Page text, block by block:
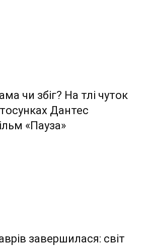
чи збіг? На тлі чуток
Дантес
«Пауза»
завершилася: світ